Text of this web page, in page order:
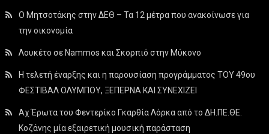
Ο Μητσοτάκης στην ΔΕΘ – Τα 12 μέτρα που ανακοίνωσε για
την οικονομία
Λουκέτο σε Nammos και Σκορπιό στην Μύκονο
Η τελετή έναρξης και η παρουσίαση προγράμματος ΤΟΥ 49ου
ΦΕΣΤΙΒΑΛ ΟΛΥΜΠΟΥ, ΞΕΠΕΡΝΑ ΚΑΙ ΣΥΝΕΧΙΖΕΙ
Αχ Έρωτα του Φεντερίκο Γκαρθία Λόρκα από το ΔΗ.ΠΕ.ΘΕ.
Κοζάνης μία εξαιρετική μουσική παράσταση